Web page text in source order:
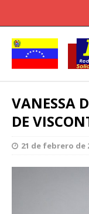
VANESSA
DE
21 de febrero de